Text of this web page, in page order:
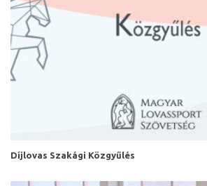
Díjlovas Szakági Közgyűlés